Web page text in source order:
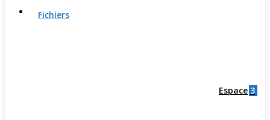
Fichiers
Espace 3